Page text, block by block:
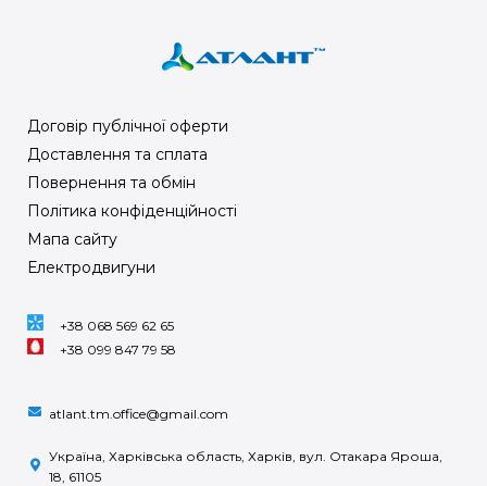
Договір публічної оферти
Доставлення та сплата
Повернення та обмін
Політика конфіденційності
Мапа сайту
Електродвигуни
+38 068 569 62 65
+38 099 847 79 58
atlant.tm.office@gmail.com
Україна, Харківська область, Харків, вул. Отакара Яроша,
18, 61105